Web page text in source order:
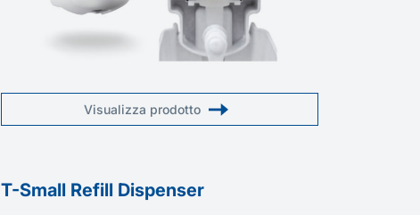
Visualizza prodotto
T-Small Refill Dispenser